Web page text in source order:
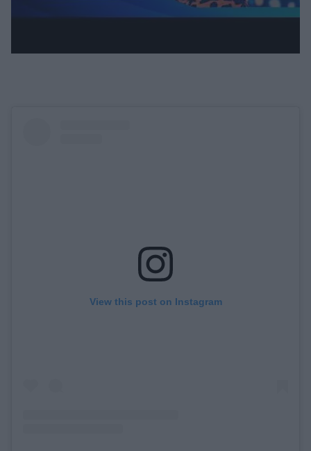
View this post on Instagram